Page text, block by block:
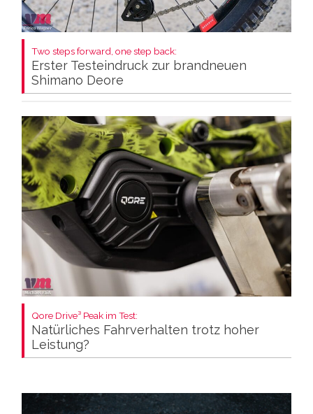
Two steps forward, one step back:
Erster Testeindruck zur brandneuen
Shimano Deore
Qore Drive³ Peak im Test:
Natürliches Fahrverhalten trotz hoher
Leistung?